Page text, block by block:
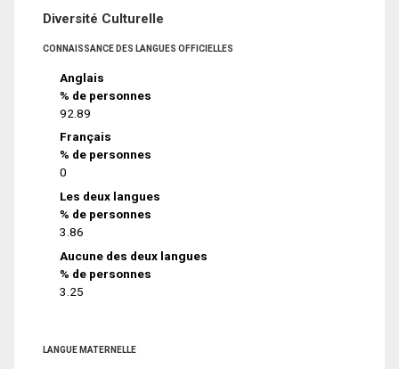
Diversité Culturelle
CONNAISSANCE DES LANGUES OFFICIELLES
Anglais
% de personnes
92.89
Français
% de personnes
0
Les deux langues
% de personnes
3.86
Aucune des deux langues
% de personnes
3.25
LANGUE MATERNELLE